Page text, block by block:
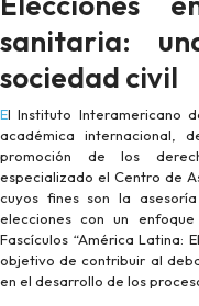
sanitaria:
sociedad civil
El Instituto Interamericano de Derechos Humanos (IIDH) como entidad
académica internacional,
promoción de los
especializado el Centro de
cuyos fines son la
elecciones con un
Fascículos “América Latina:
objetivo de contribuir al
en el desarrollo de los